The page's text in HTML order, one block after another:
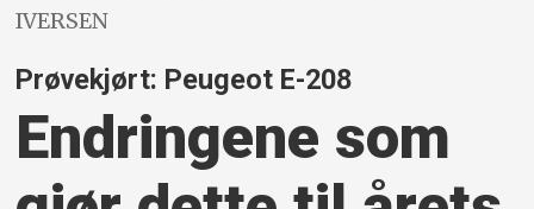
IVERSEN
Prøvekjørt: Peugeot E-208
Endringene som